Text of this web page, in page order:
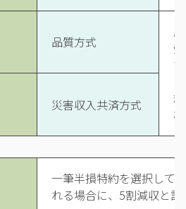
品質方式
災害収入共済方式
一筆半損特約を選択して
れる場合に、5割減収と